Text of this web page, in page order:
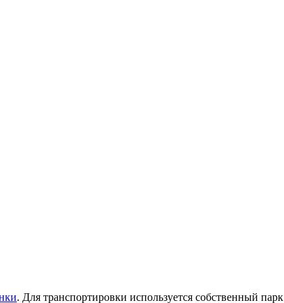
. Для транспортировки используется собственный